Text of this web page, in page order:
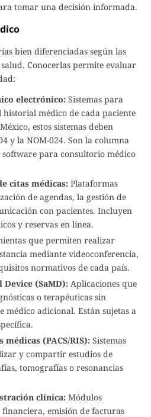
tomar una decisión informada.
bien diferenciadas según las
Conocerlas permite evaluar
electrónico: Sistemas para
médico de cada paciente
estos sistemas deben
y la NOM-024. Son la columna
para consultorio médico
citas médicas: Plataformas
de agendas, la gestión de
con pacientes. Incluyen
y reservas en línea.
que permiten realizar
mediante videoconferencia,
normativos de cada país.
Device (SaMD): Aplicaciones que
o terapéuticas sin
médico adicional. Están sujetas a
(PACS/RIS): Sistemas
y compartir estudios de
tomografías o resonancias
clínica: Módulos
emisión de facturas